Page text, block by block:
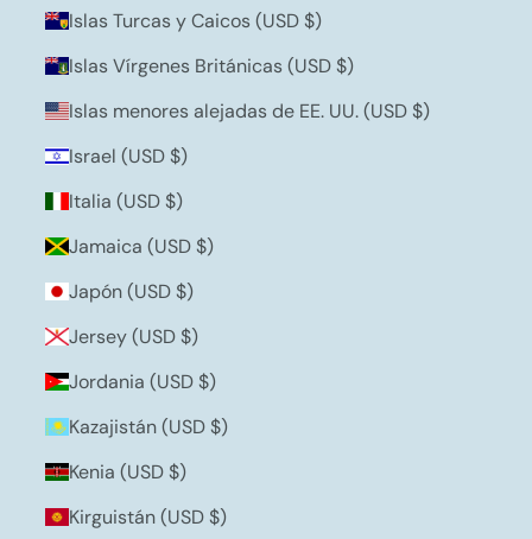
Islas Turcas y Caicos (USD $)
Islas Vírgenes Británicas (USD $)
Islas menores alejadas de EE. UU. (USD $)
Israel (USD $)
Italia (USD $)
Jamaica (USD $)
Japón (USD $)
Jersey (USD $)
Jordania (USD $)
Kazajistán (USD $)
Kenia (USD $)
Kirguistán (USD $)